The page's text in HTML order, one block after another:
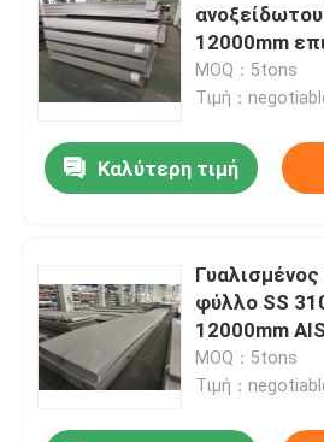
12000mm
No.4
MOQ：5tons
Τιμή：
Καλύτερη τιμή
φύλλο SS
12000mm
4mm
MOQ：5tons
Τιμή：